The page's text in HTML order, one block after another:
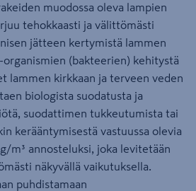
muodossa oleva lampien
tehokkaasti ja välittömästi
jätteen kertymistä lammen
(bakteerien) kehitystä
lammen kirkkaan ja terveen veden
biologista suodatusta ja
suodattimen tukkeutumista tai
kerääntymisestä vastuussa olevia
m³ annosteluksi, joka levitetään
näkyvällä vaikutuksella.
puhdistamaan